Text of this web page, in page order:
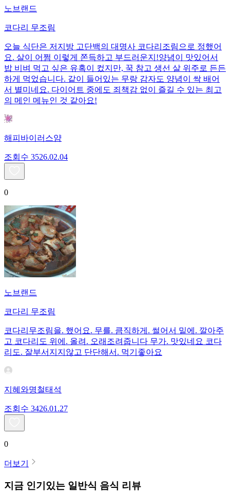
노브랜드
코다리 무조림
오늘 식단은 저지방 고단백의 대명사 코다리조림으로 정했어
요. 살이 어쩜 이렇게 쫀득하고 부드러운지! ​양념이 맛있어서
밥 비벼 먹고 싶은 유혹이 컸지만, 꾹 참고 생선 살 위주로 든든
하게 먹었습니다. 같이 들어있는 무랑 감자도 양념이 싹 배어
서 별미네요. 다이어트 중에도 죄책감 없이 즐길 수 있는 최고
의 메인 메뉴인 것 같아요!
해피바이러스얌
조회수 3526.02.04
0
노브랜드
코다리 무조림
코다리무조림을. 했어요. 무를. 큼직하게. 썰어서 밑에. 깔아주
고 코다리도 위에. 올려. 오래조려줍니다 무가. 맛있네요 코다
리도. 잘부서지지않고 단단해서. 먹기좋아요
지혜와명철태석
조회수 3426.01.27
0
더보기
지금 인기있는 일반식 음식 리뷰